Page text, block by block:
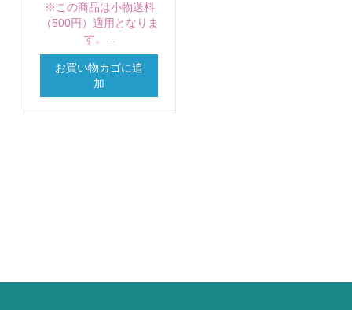
※この商品は小物送料
（500円）適用となりま
す。...
お買い物カゴに追
加